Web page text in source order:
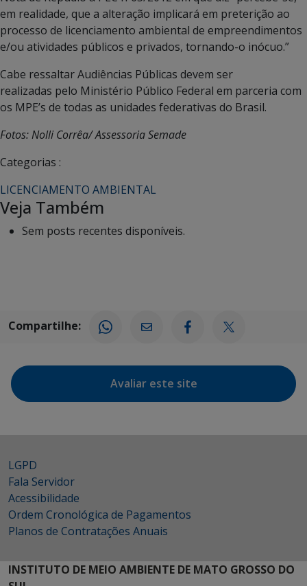
em realidade, que a alteração implicará em preterição ao
processo de licenciamento ambiental de empreendimentos
e/ou atividades públicos e privados, tornando-o inócuo.”
Cabe ressaltar Audiências Públicas devem ser
realizadas pelo Ministério Público Federal em parceria com
os MPE’s de todas as unidades federativas do Brasil.
Fotos: Nolli Corrêa/ Assessoria Semade
Categorias :
LICENCIAMENTO AMBIENTAL
Veja Também
Sem posts recentes disponíveis.
Compartilhe:
Avaliar este site
LGPD
Fala Servidor
Acessibilidade
Ordem Cronológica de Pagamentos
Planos de Contratações Anuais
INSTITUTO DE MEIO AMBIENTE DE MATO GROSSO DO